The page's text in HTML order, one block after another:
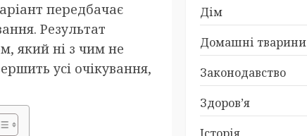
передбачає
Результат
який ні з чим не
усі очікування,
Дім
Домашні тварини
Законодавство
Здоров’я